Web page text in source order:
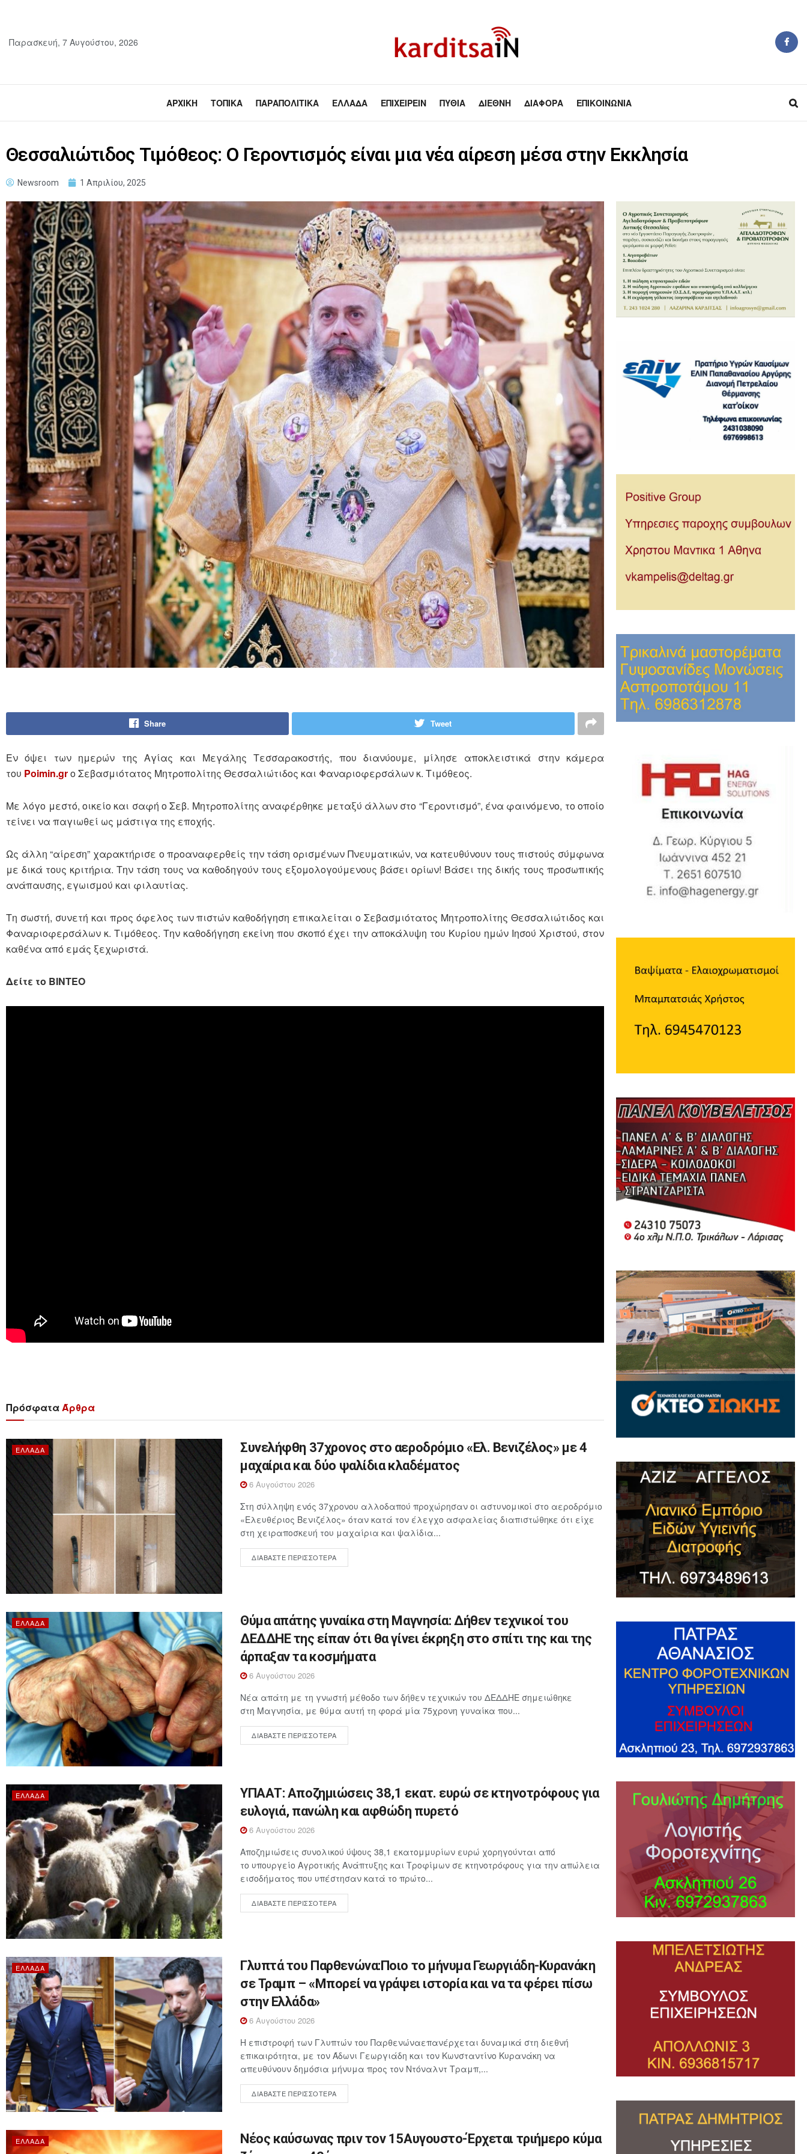
Παρασκευή, 7 Αυγούστου, 2026
ΑΡΧΙΚΉ ΤΟΠΙΚΆ ΠΑΡΑΠΟΛΙΤΙΚΆ ΕΛΛΆΔΑ ΕΠΙΧΕΙΡΕΊΝ ΠΥΘΊΑ ΔΙΕΘΝΉ ΔΙΆΦΟΡΑ ΕΠΙΚΟΙΝΩΝΊΑ
Θεσσαλιώτιδος Τιμόθεος: Ο Γεροντισμός είναι μια νέα αίρεση μέσα στην Εκκλησία
Newsroom 1 Απριλίου, 2025
Share Tweet
Εν όψει των ημερών της Αγίας και Μεγάλης Τεσσαρακοστής, που διανύουμε, μίλησε αποκλειστικά στην κάμερα
του Poimin.grο Σεβασμιότατος Μητροπολίτης Θεσσαλιώτιδος και Φαναριοφερσάλων κ. Τιμόθεος.
Με λόγο μεστό, οικείο και σαφή ο Σεβ. Μητροπολίτης αναφέρθηκε μεταξύ άλλων στο “Γεροντισμό”, ένα φαινόμενο, το οποίο
τείνει να παγιωθεί ως μάστιγα της εποχής.
Ως άλλη “αίρεση” χαρακτήρισε ο προαναφερθείς την τάση ορισμένων Πνευματικών, να κατευθύνουν τους πιστούς σύμφωνα
με δικά τους κριτήρια. Την τάση τους να καθοδηγούν τους εξομολογούμενους βάσει ορίων! Βάσει της δικής τους προσωπικής
ανάπαυσης, εγωισμού και φιλαυτίας.
Τη σωστή, συνετή και προς όφελος των πιστών καθοδήγηση επικαλείται ο Σεβασμιότατος Μητροπολίτης Θεσσαλιώτιδος και
Φαναριοφερσάλων κ. Τιμόθεος. Την καθοδήγηση εκείνη που σκοπό έχει την αποκάλυψη του Κυρίου ημών Ιησού Χριστού, στον
καθένα από εμάς ξεχωριστά.
Δείτε το ΒΙΝΤΕΟ
ΠρόσφαταΆρθρα
ΕΛΛΆΔΑ
Συνελήφθη 37χρονος στο αεροδρόμιο «Ελ. Βενιζέλος» με 4
μαχαίρια και δύο ψαλίδια κλαδέματος
6 Αυγούστου 2026
Στη σύλληψη ενός 37χρονου αλλοδαπού προχώρησαν οι αστυνομικοί στο αεροδρόμιο
«Ελευθέριος Βενιζέλος» όταν κατά τον έλεγχο ασφαλείας διαπιστώθηκε ότι είχε
στη χειραποσκευή του μαχαίρια και ψαλίδια...
ΔΙΑΒΆΣΤΕ ΠΕΡΙΣΣΌΤΕΡΑ
ΕΛΛΆΔΑ
Θύμα απάτης γυναίκα στη Μαγνησία: Δήθεν τεχνικοί του
ΔΕΔΔΗΕ της είπαν ότι θα γίνει έκρηξη στο σπίτι της και της
άρπαξαν τα κοσμήματα
6 Αυγούστου 2026
Νέα απάτη με τη γνωστή μέθοδο των δήθεν τεχνικών του ΔΕΔΔΗΕ σημειώθηκε
στη Μαγνησία, με θύμα αυτή τη φορά μία 75χρονη γυναίκα που...
ΔΙΑΒΆΣΤΕ ΠΕΡΙΣΣΌΤΕΡΑ
ΕΛΛΆΔΑ
ΥΠΑΑΤ: Αποζημιώσεις 38,1 εκατ. ευρώ σε κτηνοτρόφους για
ευλογιά, πανώλη και αφθώδη πυρετό
6 Αυγούστου 2026
Αποζημιώσεις συνολικού ύψους 38,1 εκατομμυρίων ευρώ χορηγούνται από
το υπουργείο Αγροτικής Ανάπτυξης και Τροφίμων σε κτηνοτρόφους για την απώλεια
εισοδήματος που υπέστησαν κατά το πρώτο...
ΔΙΑΒΆΣΤΕ ΠΕΡΙΣΣΌΤΕΡΑ
ΕΛΛΆΔΑ
Γλυπτά του Παρθενώνα:Ποιο το μήνυμα Γεωργιάδη-Κυρανάκη
σε Τραμπ – «Μπορεί να γράψει ιστορία και να τα φέρει πίσω
στην Ελλάδα»
6 Αυγούστου 2026
Η επιστροφή των Γλυπτών του Παρθενώναεπανέρχεται δυναμικά στη διεθνή
επικαιρότητα, με τον Άδωνι Γεωργιάδη και τον Κωνσταντίνο Κυρανάκη να
απευθύνουν δημόσια μήνυμα προς τον Ντόναλντ Τραμπ,...
ΔΙΑΒΆΣΤΕ ΠΕΡΙΣΣΌΤΕΡΑ
ΕΛΛΆΔΑ
Νέος καύσωνας πριν τον 15Αυγουστο-Έρχεται τριήμερο κύμα